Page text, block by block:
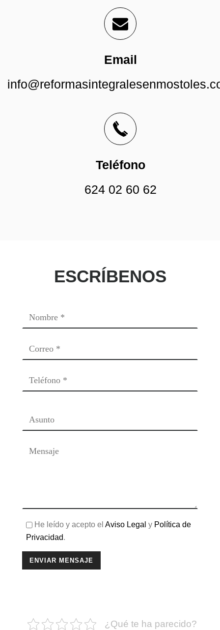
Email
Teléfono
624 02 60 62
ESCRÍBENOS
He leído y acepto el Aviso Legal y Política de
Privacidad.
¿Qué te ha parecido?